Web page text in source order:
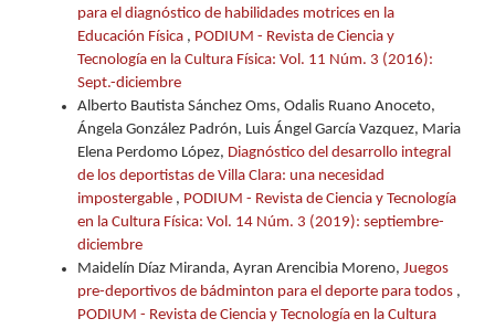
para el diagnóstico de habilidades motrices en la
Educación Física , PODIUM - Revista de Ciencia y
Tecnología en la Cultura Física: Vol. 11 Núm. 3 (2016):
Sept.-diciembre
Alberto Bautista Sánchez Oms, Odalis Ruano Anoceto,
Ángela González Padrón, Luis Ángel García Vazquez, Maria
Elena Perdomo López, Diagnóstico del desarrollo integral
de los deportistas de Villa Clara: una necesidad
impostergable , PODIUM - Revista de Ciencia y Tecnología
en la Cultura Física: Vol. 14 Núm. 3 (2019): septiembre-
diciembre
Maidelín Díaz Miranda, Ayran Arencibia Moreno, Juegos
pre-deportivos de bádminton para el deporte para todos ,
PODIUM - Revista de Ciencia y Tecnología en la Cultura